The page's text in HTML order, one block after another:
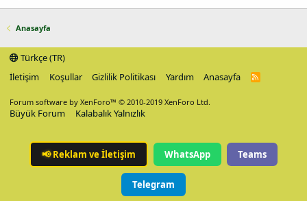
Anasayfa
Türkçe (TR)
İletişim
Koşullar Gizlilik Politikası Yardım Anasayfa
R
Forum software by XenForo™ © 2010-2019 XenForo Ltd.
Büyük Forum Kalabalık Yalnızlık
📢Reklam ve İletişim WhatsApp Teams
Telegram